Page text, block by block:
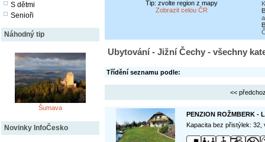
S dětmi
Senioři
Náhodný tip
Šumava
Novinky InfoČesko
Tip: zvolte region z mapy
Zobrazit celou ČR
Ubytování - Jižní Čechy - všechny
Třídění seznamu podle:
<<
PENZION ROŽMBERK -
Kapacita bez přistýlek: